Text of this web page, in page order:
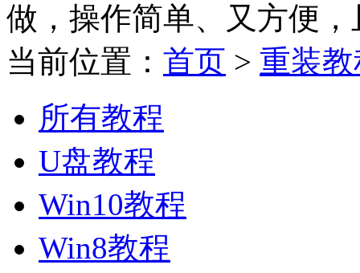
做，操作简单、又方便
当前位置： 首页 > 重装
所有教程
U盘教程
Win10教程
Win8教程